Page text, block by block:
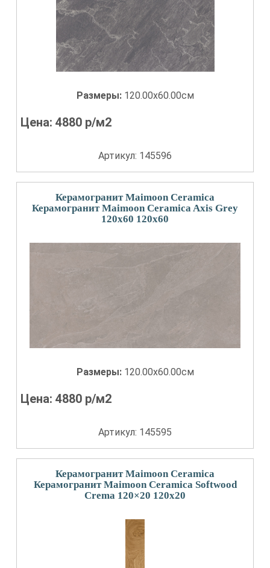
Размеры: 120.00x60.00см
Цена:4880 р/м2
Артикул: 145596
Керамогранит Maimoon Ceramica
Керамогранит Maimoon Ceramica Axis Grey
120x60 120x60
Размеры: 120.00x60.00см
Цена:4880 р/м2
Артикул: 145595
Керамогранит Maimoon Ceramica
Керамогранит Maimoon Ceramica Softwood
Crema 120×20 120x20